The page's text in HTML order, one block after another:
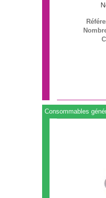
Consommables